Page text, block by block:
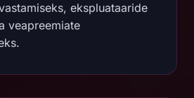
ekspluataaride
veapreemiate